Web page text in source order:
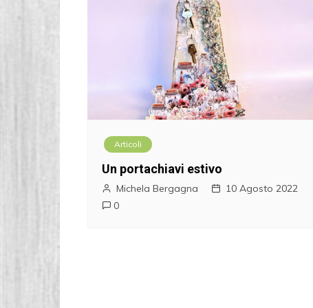
Articoli
Un portachiavi estivo
Michela Bergagna
10 Agosto 2022
0